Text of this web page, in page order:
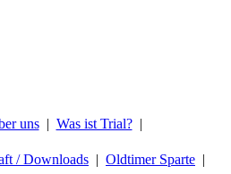
uns Was ist Trial?
/ Downloads Oldtimer Sparte